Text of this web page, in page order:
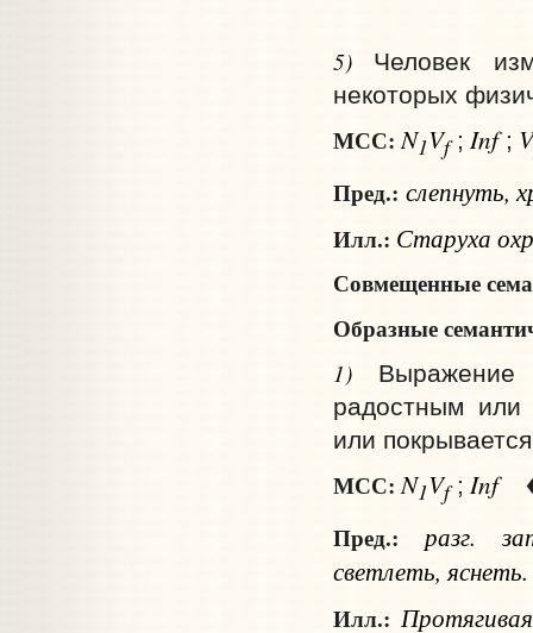
5) Человек
некоторых
МСС: N1Vf; Inf; V
Пред.: слепнуть,
Илл.: Старуха
Совмещенные
Образные
1) Выражение
радостным или
или
МСС: N1Vf; Inf
Пред.: разг.
светлеть, яснеть.
Илл.: